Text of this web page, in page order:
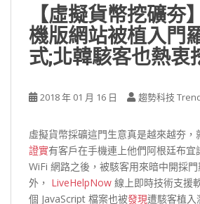
【虛擬貨幣挖礦夯
機版網站被植入門
式;北韓駭客也熱衷
2018 年 01 月 16 日 趨勢科技
虛擬貨幣採礦這門生意真是越來越夯，
證實有客戶在手機連上他們阿根廷布宜
WiFi 網路之後，被駭客用來暗中開採
外， LiveHelpNow 線上即時技術支援
個 JavaScript 檔案也被發現遭駭客植入